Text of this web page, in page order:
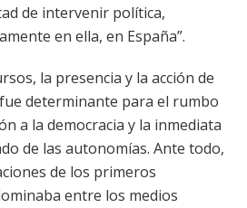
de intervenir política,
en ella, en España”.
la presencia y la acción de
determinante para el rumbo
a la democracia y la inmediata
de las autonomías. Ante todo,
de los primeros
entre los medios